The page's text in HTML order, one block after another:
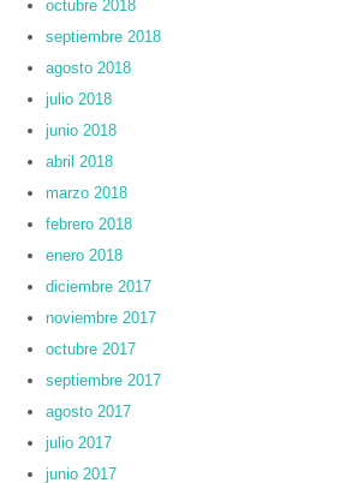
octubre 2018
septiembre 2018
agosto 2018
julio 2018
junio 2018
abril 2018
marzo 2018
febrero 2018
enero 2018
diciembre 2017
noviembre 2017
octubre 2017
septiembre 2017
agosto 2017
julio 2017
junio 2017